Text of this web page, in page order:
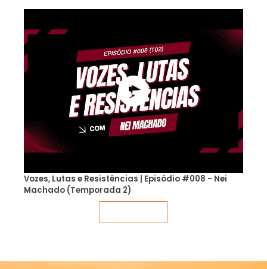
Vozes, Lutas e Resistências | Episódio #008 - Nei
Machado (Temporada 2)